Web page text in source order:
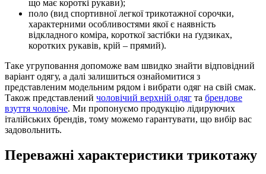
що має короткі рукави);
поло (вид спортивної легкої трикотажної сорочки,
характерними особливостями якої є наявність
відкладного коміра, короткої застібки на ґудзиках,
коротких рукавів, крій – прямий).
Таке угруповання допоможе вам швидко знайти відповідний
варіант одягу, а далі залишиться ознайомитися з
представленим модельним рядом і вибрати одяг на свій смак.
Також представлений чоловічий верхній одяг та брендове
взуття чоловіче. Ми пропонуємо продукцію лідируючих
італійських брендів, тому можемо гарантувати, що вибір вас
задовольнить.
Переважні характеристики трикотажу